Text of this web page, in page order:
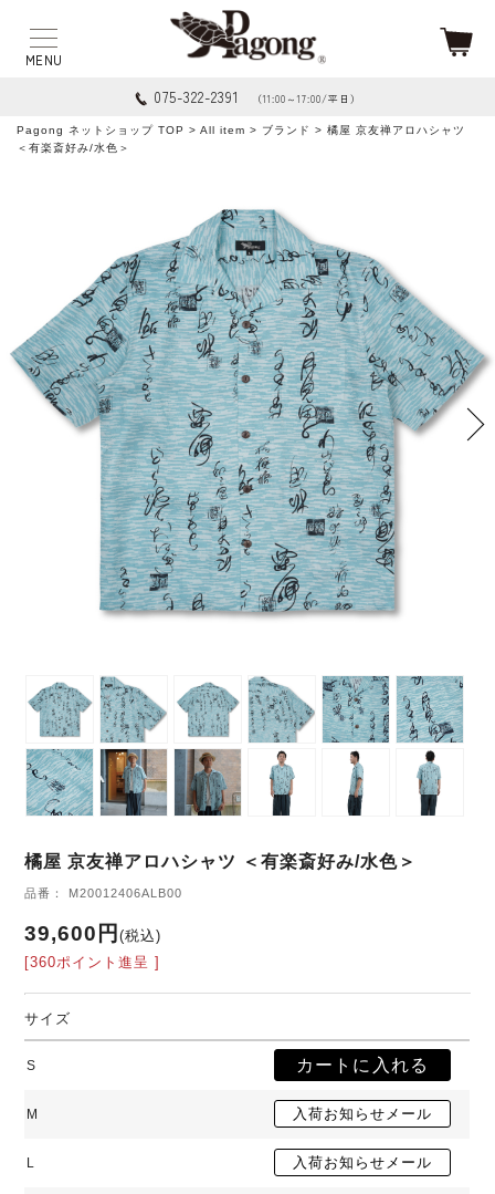
075-322-2391 （11:00～17:00/平日）
Pagong ネットショップ TOP > All item > ブランド > 橘屋 京友禅アロハシャツ
＜有楽斎好み/水色＞
橘屋 京友禅アロハシャツ ＜有楽斎好み/水色＞
品番： M20012406ALB00
39,600円(税込)
[360ポイント進呈 ]
サイズ
S
M
L